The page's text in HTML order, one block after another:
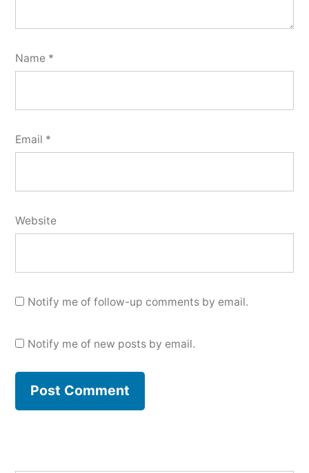
Name *
Email *
Website
Notify me of follow-up comments by email.
Notify me of new posts by email.